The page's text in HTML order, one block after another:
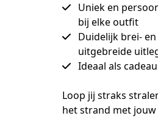
Uniek en
bij elke outfit
Duidelijk brei-
uitgebreide
Ideaal als
Loop jij straks
het strand met